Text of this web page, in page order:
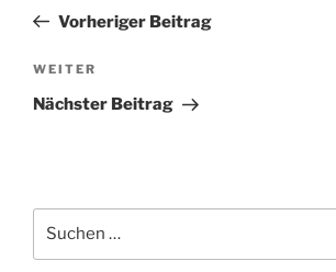
Beitrag
Vorheriger Beitrag
Nächster
Beitrag
WEITER
Nächster Beitrag
nach: